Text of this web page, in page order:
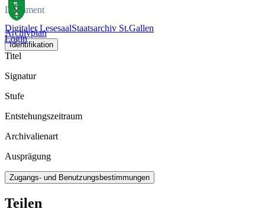
Digitaler LesesaalStaatsarchiv St.Gallen
Login
Dokument
Archivplan
Identifikation
Titel
Signatur
Stufe
Entstehungszeitraum
Archivalienart
Ausprägung
Zugangs- und Benutzungsbestimmungen
Teilen